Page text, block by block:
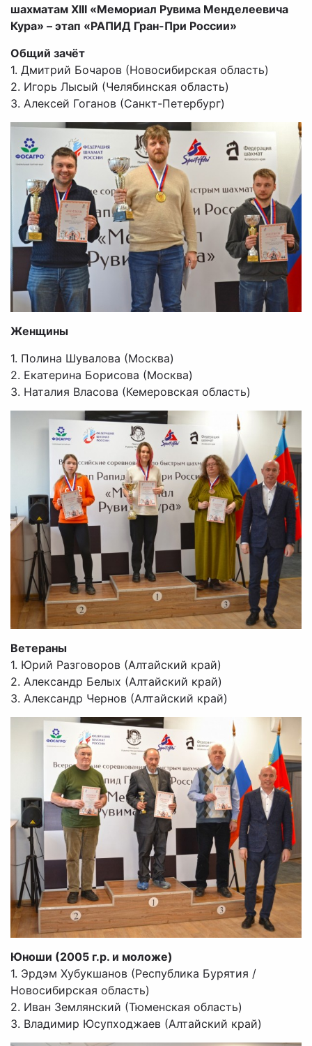
шахматам XIII «Мемориал Рувима Менделеевича
Кура» – этап «РАПИД Гран-При России»
Общий зачёт
1. Дмитрий Бочаров (Новосибирская область)
2. Игорь Лысый (Челябинская область)
3. Алексей Гоганов (Санкт-Петербург)
Женщины
1. Полина Шувалова (Москва)
2. Екатерина Борисова (Москва)
3. Наталия Власова (Кемеровская область)
Ветераны
1. Юрий Разговоров (Алтайский край)
2. Александр Белых (Алтайский край)
3. Александр Чернов (Алтайский край)
Юноши (2005 г.р. и моложе)
1. Эрдэм Хубукшанов (Республика Бурятия /
Новосибирская область)
2. Иван Землянский (Тюменская область)
3. Владимир Юсупходжаев (Алтайский край)